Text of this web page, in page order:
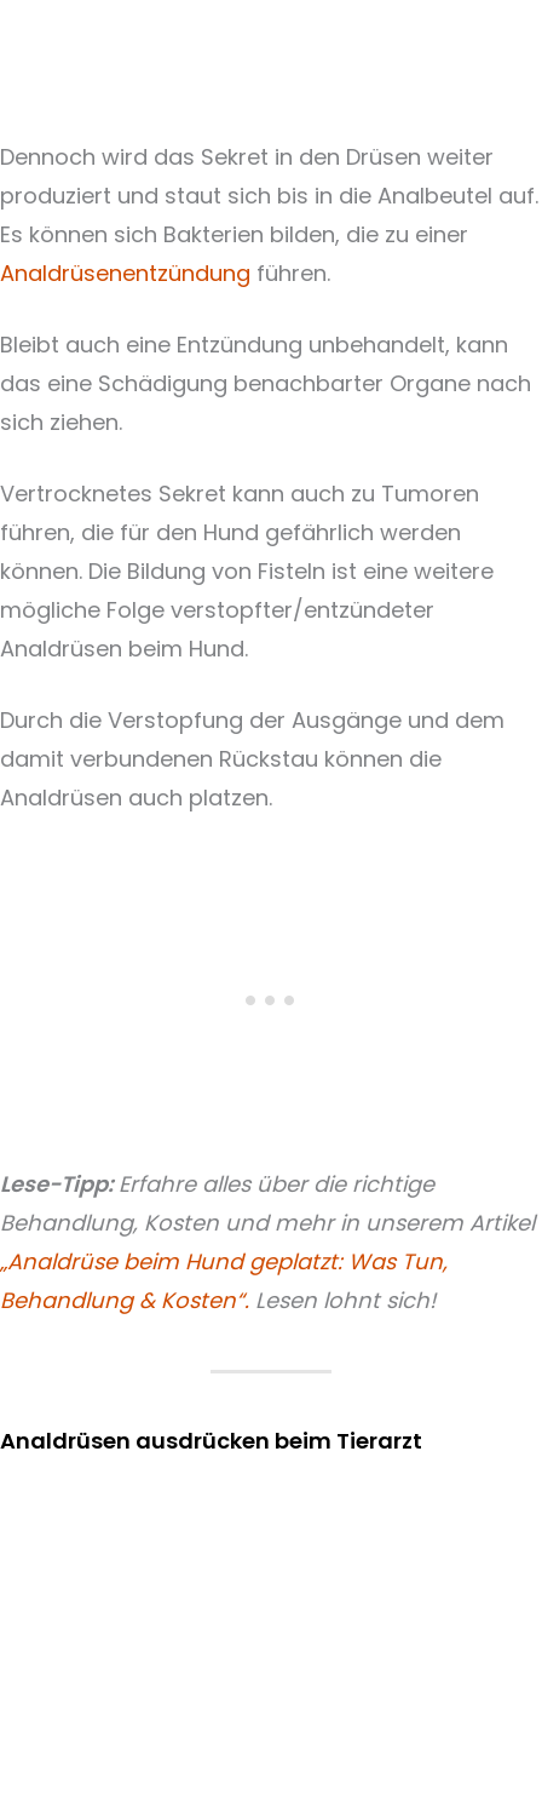
Dennoch wird das Sekret in den Drüsen weiter
produziert und staut sich bis in die Analbeutel auf.
Es können sich Bakterien bilden, die zu einer
Analdrüsenentzündung führen.
Bleibt auch eine Entzündung unbehandelt, kann
das eine Schädigung benachbarter Organe nach
sich ziehen.
Vertrocknetes Sekret kann auch zu Tumoren
führen, die für den Hund gefährlich werden
können. Die Bildung von Fisteln ist eine weitere
mögliche Folge verstopfter/entzündeter
Analdrüsen beim Hund.
Durch die Verstopfung der Ausgänge und dem
damit verbundenen Rückstau können die
Analdrüsen auch platzen.
Lese-Tipp:Erfahre alles über die richtige
Behandlung, Kosten und mehr in unserem Artikel
„Analdrüse beim Hund geplatzt: Was Tun,
Behandlung & Kosten“. Lesen lohnt sich!
Analdrüsen ausdrücken beim Tierarzt